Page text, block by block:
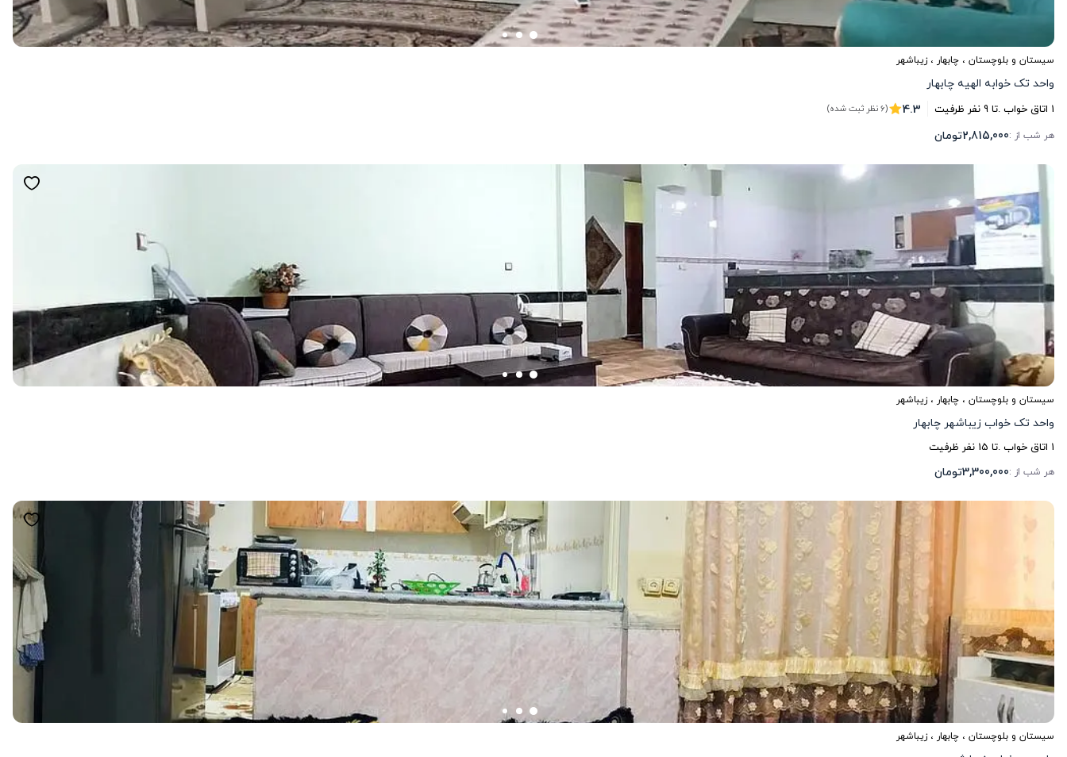
سیستان و بلوچستان ، چابهار ، زیباشهر
واحد تک خوابه الهیه چابهار
1 اتاق خواب .تا9نفر ظرفیت 4.3 (6 نظر ثبت شده)
هر شب از :2,815,000تومان
سیستان و بلوچستان ، چابهار ، زیباشهر
واحد تک خواب زیباشهر چابهار
1 اتاق خواب .تا 15 نفر ظرفیت
هر شب از :3,300,000تومان
سیستان و بلوچستان ، چابهار ، زیباشهر